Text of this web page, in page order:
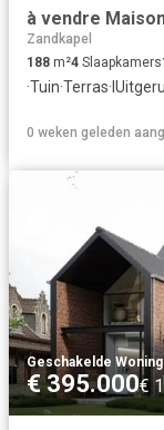
à vendre
Zandkapel
188 m²4 Slaapkamers
·Tuin·Terras·
0 weken geleden
Geschakelde Woning
€ 395.000€